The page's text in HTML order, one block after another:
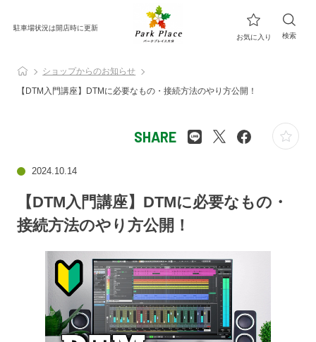
駐車場状況は開店時に更新
お気に入り
検索
ショップからのお知らせ
【DTM入門講座】DTMに必要なもの・接続方法のやり方公開！
SHARE
2024.10.14
【DTM入門講座】DTMに必要なもの・
接続方法のやり方公開！